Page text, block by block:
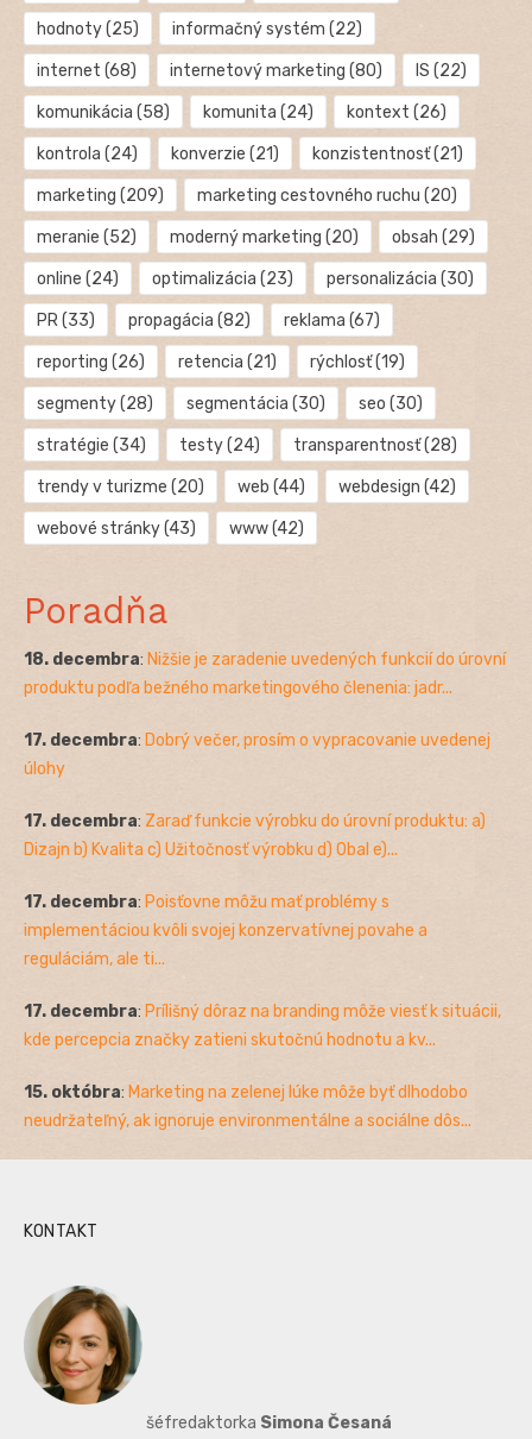
hodnoty(25) informačný systém (22)
internet (68) internetový marketing (80) IS (22)
komunikácia (58) komunita (24) kontext (26)
kontrola (24) konverzie (21) konzistentnosť(21)
marketing (209) marketing cestovného ruchu (20)
meranie (52) moderný marketing (20) obsah (29)
online (24) optimalizácia (23) personalizácia (30)
PR(33) propagácia (82) reklama (67)
reporting (26) retencia (21) rýchlosť(19)
segmenty(28) segmentácia (30) seo (30)
stratégie (34) testy(24) transparentnosť(28)
trendy v turizme (20) web (44) webdesign (42)
webové stránky(43) www(42)
Poradňa
18. decembra: Nižšie je zaradenie uvedených funkcií do úrovní
produktu podľa bežného marketingového členenia: jadr...
17. decembra: Dobrý večer, prosím o vypracovanie uvedenej
úlohy
17. decembra: Zaraď funkcie výrobku do úrovní produktu: a)
Dizajn b) Kvalita c) Užitočnosť výrobku d) Obal e)...
17. decembra: Poisťovne môžu mať problémy s
implementáciou kvôli svojej konzervatívnej povahe a
reguláciám, ale ti...
17. decembra: Prílišný dôraz na branding môže viesť k situácii,
kde percepcia značky zatieni skutočnú hodnotu a kv...
15. októbra: Marketing na zelenej lúke môže byť dlhodobo
neudržateľný, ak ignoruje environmentálne a sociálne dôs...
KONTAKT
šéfredaktorka Simona Česaná